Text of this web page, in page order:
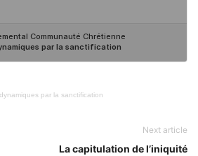
par la sanctification
Next article
La capitulation de l’iniquité